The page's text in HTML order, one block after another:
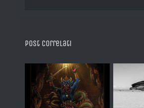
Post correlati